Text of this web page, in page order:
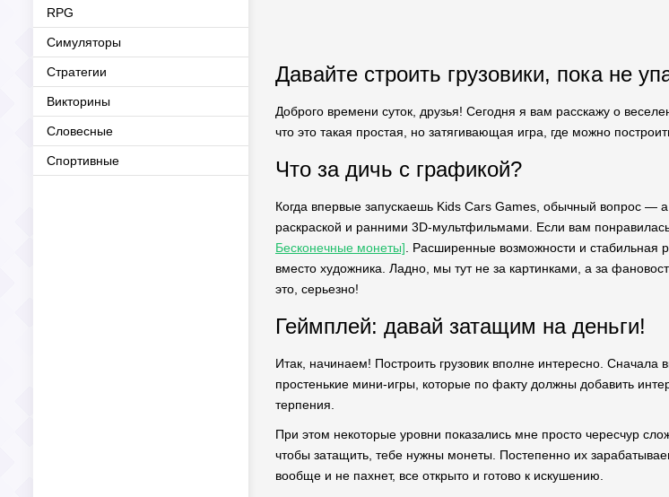
RPG
Симуляторы
Стратегии
Викторины
Словесные
Спортивные
Давайте строить грузовики, пока не
Доброго времени суток, друзья! Сегодня я вам расскажу о
что это такая простая, но затягивающая игра, где можно
Что за дичь с графикой?
Когда впервые запускаешь Kids Cars Games, обычный вопрос —
раскраской и ранними 3D-мультфильмами. Если вам
Бесконечные монеты] . Расширенные возможности и стабильная
вместо художника. Ладно, мы тут не за картинками, а за
это, серьезно!
Геймплей: давай затащим на деньги!
Итак, начинаем! Построить грузовик вполне интересно.
простенькие мини-игры, которые по факту должны добавить
терпения.
При этом некоторые уровни показались мне просто чересчур
чтобы затащить, тебе нужны монеты. Постепенно их
вообще и не пахнет, все открыто и готово к искушению.